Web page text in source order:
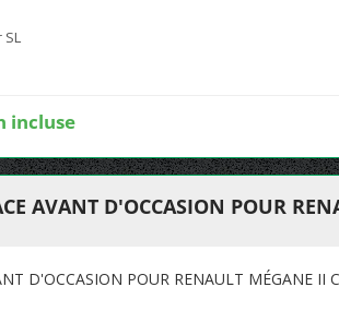
incluse
AVANT D'OCCASION POUR
D'OCCASION POUR RENAULT MÉGANE II